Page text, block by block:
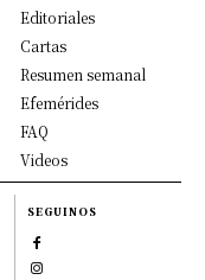
Editoriales
Cartas
Resumen semanal
Efemérides
FAQ
Videos
SEGUINOS